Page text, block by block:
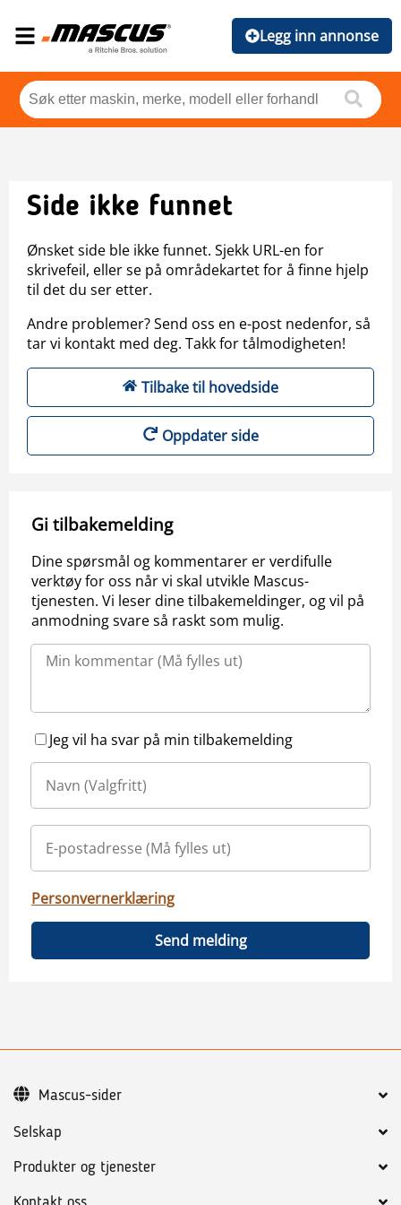
Legg inn annonse
Side ikke funnet
Ønsket side ble ikke funnet. Sjekk URL-en for
skrivefeil, eller se på områdekartet for å finne hjelp
til det du ser etter.
Andre problemer? Send oss en e-post nedenfor, så
tar vi kontakt med deg. Takk for tålmodigheten!
Tilbake til hovedside
Oppdater side
Gi tilbakemelding
Dine spørsmål og kommentarer er verdifulle
verktøy for oss når vi skal utvikle Mascus-
tjenesten. Vi leser dine tilbakemeldinger, og vil på
anmodning svare så raskt som mulig.
Jeg vil ha svar på min tilbakemelding
Personvernerklæring
Send melding
Selskap
Produkter og tjenester
Mascus-sider